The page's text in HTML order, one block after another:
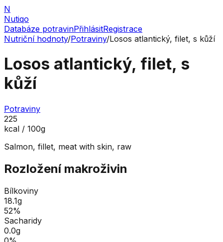
N
Nutiqo
Databáze potravinPřihlásitRegistrace
Nutriční hodnoty/Potraviny/Losos atlantický, filet, s kůží
Losos atlantický, filet, s
kůží
Potraviny
225
kcal / 100g
Salmon, fillet, meat with skin, raw
Rozložení makroživin
Bílkoviny
18.1g
52%
Sacharidy
0.0g